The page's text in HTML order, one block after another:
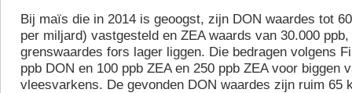
Bij maïs die in 2014 is geoogst, zijn DON waardes tot
per miljard) vastgesteld en ZEA waards van 30.000
grenswaardes fors lager liggen. Die bedragen volgens
ppb DON en 100 ppb ZEA en 250 ppb ZEA voor biggen
vleesvarkens. De gevonden DON waardes zijn ruim 65